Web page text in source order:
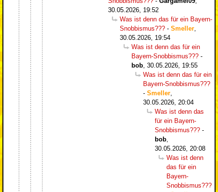
30.05.2026, 19:52
Was ist denn das für ein Bayern-
Snobbismus??? - Smeller
30.05.2026, 19:54
Was ist denn das für ein
Bayern-Snobbismus??? -
bob 30.05.2026, 19:55
Was ist denn das für ein
Bayern-Snobbismus???
- Smeller
30.05.2026, 20:04
Was ist denn das
für ein Bayern-
Snobbismus??? -
bob
30.05.2026, 20:08
Was ist denn
das für ein
Bayern-
Snobbismus???